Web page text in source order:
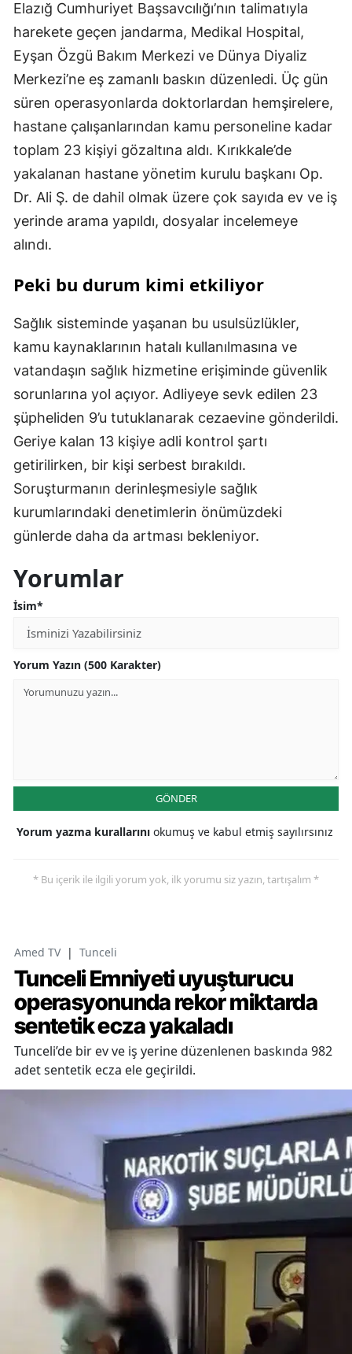
Elazığ Cumhuriyet Başsavcılığı’nın talimatıyla
harekete geçen jandarma, Medikal Hospital,
Eyşan Özgü Bakım Merkezi ve Dünya Diyaliz
Merkezi’ne eş zamanlı baskın düzenledi. Üç gün
süren operasyonlarda doktorlardan hemşirelere,
hastane çalışanlarından kamu personeline kadar
toplam 23 kişiyi gözaltına aldı. Kırıkkale’de
yakalanan hastane yönetim kurulu başkanı Op.
Dr. Ali Ş. de dahil olmak üzere çok sayıda ev ve iş
yerinde arama yapıldı, dosyalar incelemeye
alındı.
Peki bu durum kimi etkiliyor
Sağlık sisteminde yaşanan bu usulsüzlükler,
kamu kaynaklarının hatalı kullanılmasına ve
vatandaşın sağlık hizmetine erişiminde güvenlik
sorunlarına yol açıyor. Adliyeye sevk edilen 23
şüpheliden 9’u tutuklanarak cezaevine gönderildi.
Geriye kalan 13 kişiye adli kontrol şartı
getirilirken, bir kişi serbest bırakıldı.
Soruşturmanın derinleşmesiyle sağlık
kurumlarındaki denetimlerin önümüzdeki
günlerde daha da artması bekleniyor.
Yorumlar
İsim*
Yorum Yazın (500 Karakter)
GÖNDER
Yorum yazma kurallarını okumuş ve kabul etmiş sayılırsınız
* Bu içerik ile ilgili yorum yok, ilk yorumu siz yazın, tartışalım *
Amed TV | Tunceli
Tunceli Emniyeti uyuşturucu
operasyonunda rekor miktarda
sentetik ecza yakaladı
Tunceli’de bir ev ve iş yerine düzenlenen baskında 982
adet sentetik ecza ele geçirildi.